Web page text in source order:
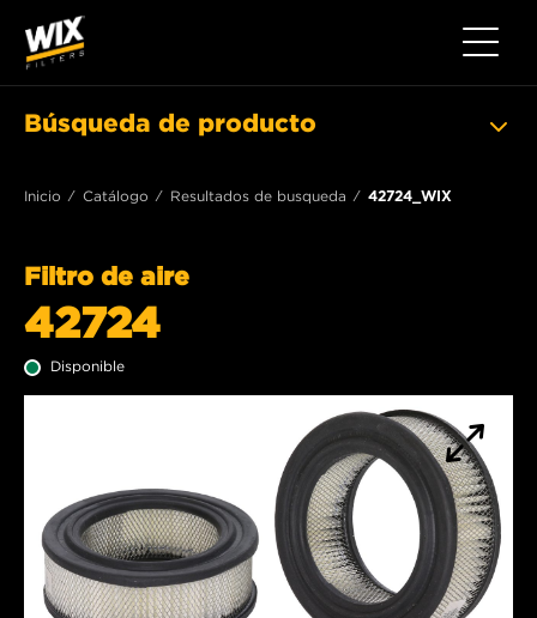
Toggle
Búsqueda de producto
Inicio Catálogo Resultados de busqueda 42724_WIX
Filtro de aire
42724
Disponible